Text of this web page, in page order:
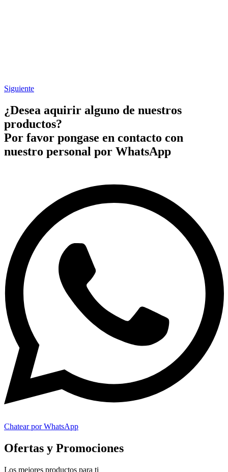
Siguiente
¿Desea aquirir alguno de nuestros
productos?
Por favor pongase en contacto con
nuestro personal por WhatsApp
Chatear por WhatsApp
Ofertas y Promociones
Los mejores productos para ti